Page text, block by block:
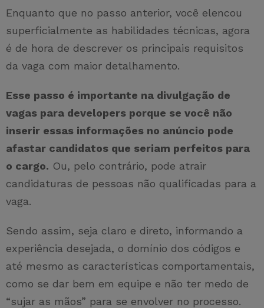
Enquanto que no passo anterior, você elencou
superficialmente as habilidades técnicas, agora
é de hora de descrever os principais requisitos
da vaga com maior detalhamento.
Esse passo é importante na divulgação de
vagas para developers porque se você não
inserir essas informações no anúncio pode
afastar candidatos que seriam perfeitos para
o cargo. Ou, pelo contrário, pode atrair
candidaturas de pessoas não qualificadas para a
vaga.
Sendo assim, seja claro e direto, informando a
experiência desejada, o domínio dos códigos e
até mesmo as características comportamentais,
como se dar bem em equipe e não ter medo de
“sujar as mãos” para se envolver no processo.